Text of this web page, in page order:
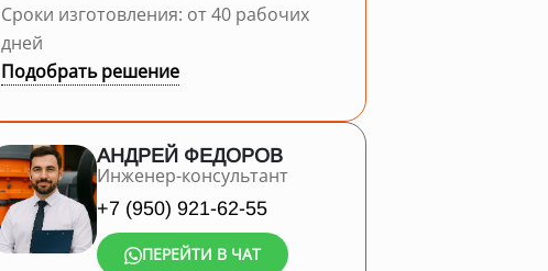
Сроки изготовления: от 40 рабочих
дней
Подобрать решение
АНДРЕЙ ФЕДОРОВ
Инженер-консультант
+7 (950) 921-62-55
ПЕРЕЙТИ В ЧАТ